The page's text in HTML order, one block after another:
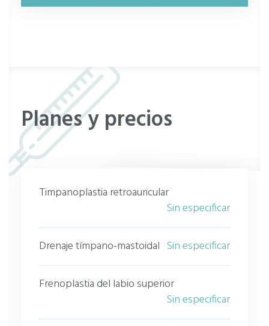
Planes y precios
Timpanoplastia retroauricular
Sin especificar
Drenaje tímpano-mastoidal Sin especificar
Frenoplastia del labio superior
Sin especificar